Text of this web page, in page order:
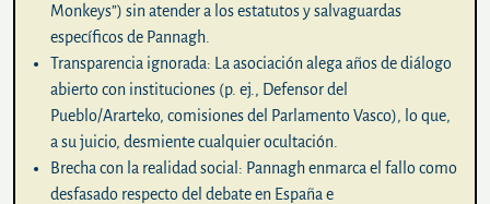
Monkeys”) sin atender a los estatutos y salvaguardas
específicos de Pannagh.
Transparencia ignorada: La asociación alega años de diálogo
abierto con instituciones (p. ej., Defensor del
Pueblo/Ararteko, comisiones del Parlamento Vasco), lo que,
a su juicio, desmiente cualquier ocultación.
Brecha con la realidad social: Pannagh enmarca el fallo como
desfasado respecto del debate en España e